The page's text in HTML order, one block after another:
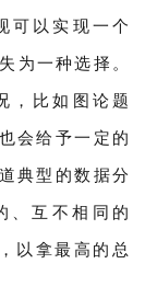
可以实现一个
为一种选择。
，比如图论题
会给予一定的
典型的数据分
互不相同的
以拿最高的总